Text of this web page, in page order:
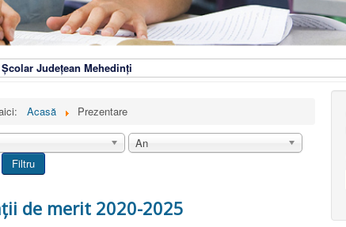
Județean Mehedinți
Acasă Prezentare
An
Filtru
de merit 2020-2025